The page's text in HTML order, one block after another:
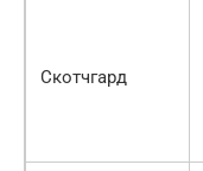
Скотчгард